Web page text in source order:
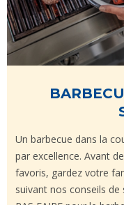
Un barbecue dans la
par excellence. Avant
favoris, gardez votre
suivant nos conseils de